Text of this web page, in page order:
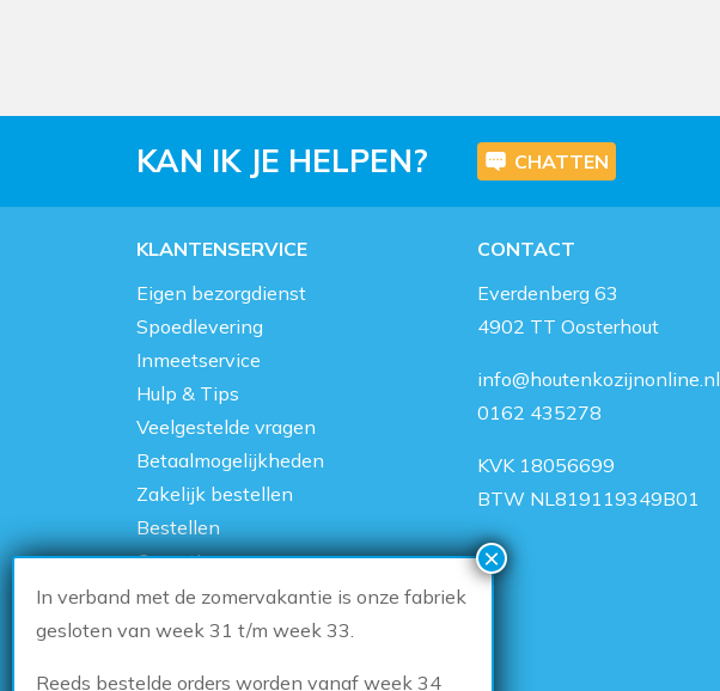
KAN IK JE HELPEN? CHATTEN
KLANTENSERVICE
Eigen bezorgdienst
Spoedlevering
Inmeetservice
Hulp & Tips
Veelgestelde vragen
Betaalmogelijkheden
Zakelijk bestellen
Bestellen
Garantie
Over ons
Showroom
CONTACT
Everdenberg 63
4902 TT Oosterhout
info@houtenkozijnonline.nl
0162 435278
KVK 18056699
BTW NL819119349B01
In verband met de zomervakantie is onze fabriek
gesloten van week 31 t/m week 33.
Reeds bestelde orders worden vanaf week 34